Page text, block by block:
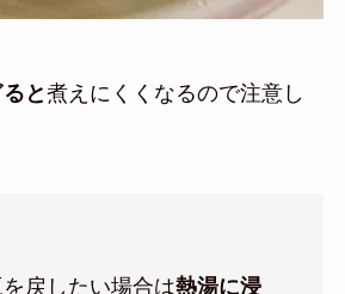
と煮えにくくなるので注意し
戻したい場合は熱湯に浸